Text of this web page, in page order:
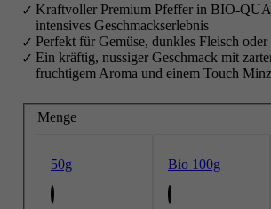
Kraftvoller Premium Pfeffer in BIO-
intensives Geschmackserlebnis
Perfekt für Gemüse, dunkles Fleisch oder
Ein kräftig, nussiger Geschmack mit
fruchtigem Aroma und einem Touch
Menge
50g Bio 100g